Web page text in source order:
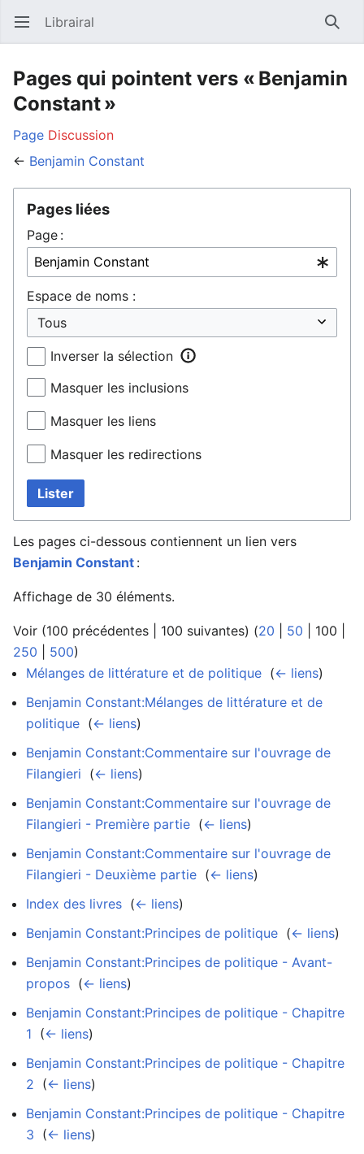
Ouvrir le menu principal Librairal
Pages qui pointent vers « Benjamin
Constant »
Page Discussion
← Benjamin Constant
Pages liées
Page :
Espace de noms :
Inverser la sélection
Masquer les inclusions
Masquer les liens
Masquer les redirections
Lister
Les pages ci-dessous contiennent un lien vers
Benjamin Constant :
Affichage de 30 éléments.
Voir (100 précédentes 100 suivantes) (20 50 100
250
500)
Mélanges de littérature et de politique (← liens)
Benjamin Constant:Mélanges de littérature et de
politique (← liens)
Benjamin Constant:Commentaire sur l'ouvrage de
Filangieri (← liens)
Benjamin Constant:Commentaire sur l'ouvrage de
Filangieri - Première partie (← liens)
Benjamin Constant:Commentaire sur l'ouvrage de
Filangieri - Deuxième partie (← liens)
Index des livres (← liens)
Benjamin Constant:Principes de politique (← liens)
Benjamin Constant:Principes de politique - Avant-
propos (← liens)
Benjamin Constant:Principes de politique - Chapitre
1 (← liens)
Benjamin Constant:Principes de politique - Chapitre
2 (← liens)
Benjamin Constant:Principes de politique - Chapitre
3 (← liens)